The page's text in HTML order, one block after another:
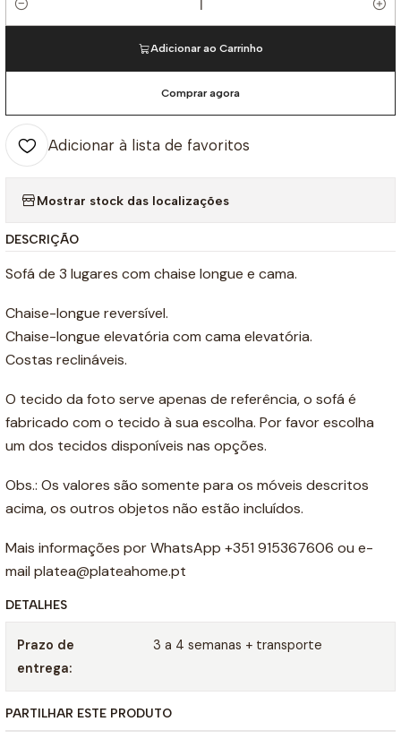
Quantidade
Adicionar ao Carrinho
Comprar agora
Adicionar à lista de favoritos
Mostrar stock das localizações
DESCRIÇÃO
Sofá de 3 lugares com chaise longue e cama.
Chaise-longue reversível.
Chaise-longue elevatória com cama elevatória.
Costas reclináveis.
O tecido da foto serve apenas de referência, o sofá é
fabricado com o tecido à sua escolha. Por favor escolha
um dos tecidos disponíveis nas opções.
Obs.: Os valores são somente para os móveis descritos
acima, os outros objetos não estão incluídos.
Mais informações por WhatsApp +351 915367606 ou e-
mail platea@plateahome.pt
DETALHES
Prazo de
entrega:
3 a 4 semanas + transporte
PARTILHAR ESTE PRODUTO